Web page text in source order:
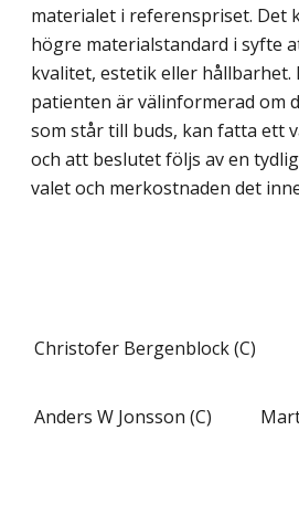
materialet i referenspriset. Det
högre materialstandard i syfte
kvalitet, estetik eller
patienten är välinformerad om
som står till buds, kan fatta ett
och att beslutet följs av en
valet och merkostnaden det
Christofer Bergenblock (C)
Anders W Jonsson (C)